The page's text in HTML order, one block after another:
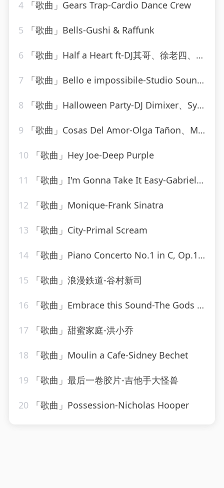
4 「歌曲」Gears Trap-Cardio Dance Crew
5 「歌曲」Bells-Gushi & Raffunk
6 「歌曲」Half a Heart ft-DJ其哥、徐老四、DJ小川、高士其
7 「歌曲」Bello e impossibile-Studio Sound Group
8 「歌曲」Halloween Party-DJ Dimixer、Syntheticsax
9 「歌曲」Cosas Del Amor-Olga Tañon、Milly Quezada
10 「歌曲」Hey Joe-Deep Purple
11 「歌曲」I'm Gonna Take It Easy-Gabriel Brown
12 「歌曲」Monique-Frank Sinatra
13 「歌曲」City-Primal Scream
14 「歌曲」Piano Concerto No.1 in C, Op.15-Otto Klemperer(1)
15 「歌曲」浪漫鉄道-谷村新司
16 「歌曲」Embrace this Sound-The Gods Gifted
17 「歌曲」甜蜜家庭-洪小乔
18 「歌曲」Moulin a Cafe-Sidney Bechet
19 「歌曲」最后一卷胶片-吉他手大怪兽
20 「歌曲」Possession-Nicholas Hooper